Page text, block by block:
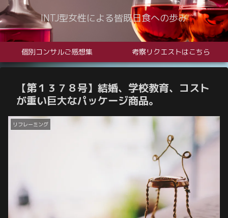
INTJ型女性による皆既日食への歩み
個別コンサルご感想集 考察リクエストはこちら
【第１３７８号】結婚、学校教育、コスト
が重い巨大なパッケージ商品。
リフレーミング